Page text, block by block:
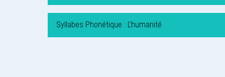
Syllabes Phonétique : L’humanité